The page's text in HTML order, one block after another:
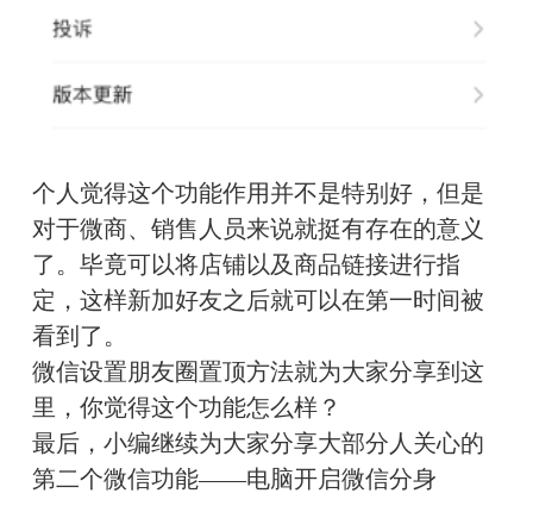
个人觉得这个功能作用并不是特别好，但是
对于微商、销售人员来说就挺有存在的意义
了。毕竟可以将店铺以及商品链接进行指
定，这样新加好友之后就可以在第一时间被
看到了。
微信设置朋友圈置顶方法就为大家分享到这
里，你觉得这个功能怎么样？
最后，小编继续为大家分享大部分人关心的
第二个微信功能——电脑开启微信分身